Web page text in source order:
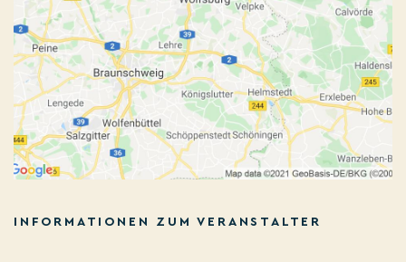
INFORMATIONEN ZUM VERANSTALTER